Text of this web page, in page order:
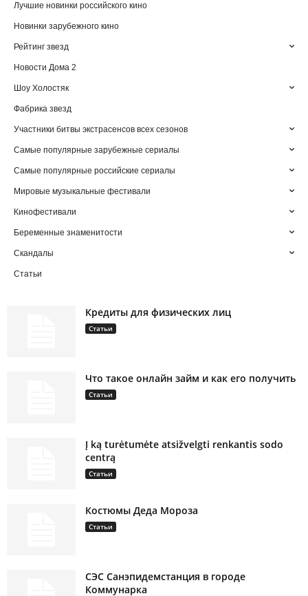
Лучшие новинки российского кино
Новинки зарубежного кино
Рейтинг звезд
Новости Дома 2
Шоу Холостяк
Фабрика звезд
Участники битвы экстрасенсов всех сезонов
Самые популярные зарубежные сериалы
Самые популярные российские сериалы
Мировые музыкальные фестивали
Кинофестивали
Беременные знаменитости
Скандалы
Статьи
Кредиты для физических лиц
Статьи
Что такое онлайн займ и как его получить
Статьи
Į ką turėtumėte atsižvelgti renkantis sodo
centrą
Статьи
Костюмы Деда Мороза
Статьи
СЭС Санэпидемстанция в городе
Коммунарка